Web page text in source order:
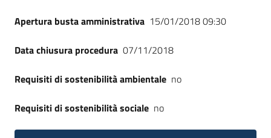
Apertura busta amministrativa 15/01/2018 09:30
Data chiusura procedura 07/11/2018
Requisiti di sostenibilità ambientale no
Requisiti di sostenibilità sociale no